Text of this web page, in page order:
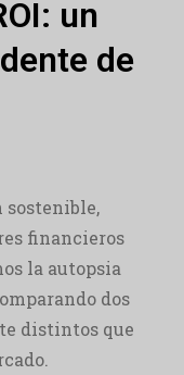
un
de
sostenible,
financieros
la autopsia
dos
distintos que